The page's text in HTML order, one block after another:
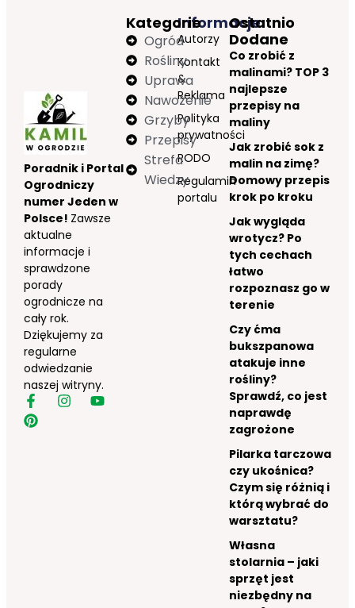
Poradnik i Portal
Ogrodniczy
numer Jeden w
Polsce! Zawsze
aktualne
informacje i
sprawdzone
porady
ogrodnicze na
cały rok.
Dziękujemy za
regularne
odwiedzanie
naszej witryny.
Informacje
Autorzy
Kontakt
&
Reklama
Polityka
prywatności
RODO
Regulamin
portalu
Kategorie
Ogród
Rośliny
Uprawa
Nawożenie
Grzyby
Przepisy
Strefa
Wiedzy
Ostatnio
Dodane
Co zrobić z
malinami? TOP 3
najlepsze
przepisy na
maliny
Jak zrobić sok z
malin na zimę?
Domowy przepis
krok po kroku
Jak wygląda
wrotycz? Po
tych cechach
łatwo
rozpoznasz go w
terenie
Czy ćma
bukszpanowa
atakuje inne
rośliny?
Sprawdź, co jest
naprawdę
zagrożone
Pilarka tarczowa
czy ukośnica?
Czym się różnią i
którą wybrać do
warsztatu?
Własna
stolarnia – jaki
sprzęt jest
niezbędny na